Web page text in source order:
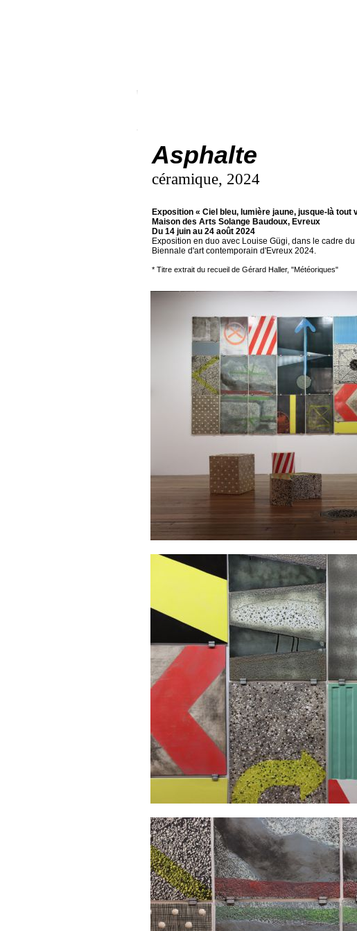
Asphalte
céramique, 2024
Exposition « Ciel bleu, lumière jaune, jusque-là tout
Maison des Arts Solange Baudoux, Evreux
Du 14 juin au 24 août 2024
Exposition en duo avec Louise Gügi, dans le cadre
Biennale d'art contemporain d'Evreux 2024.
* Titre extrait du recueil de Gérard Haller, "Météoriques"